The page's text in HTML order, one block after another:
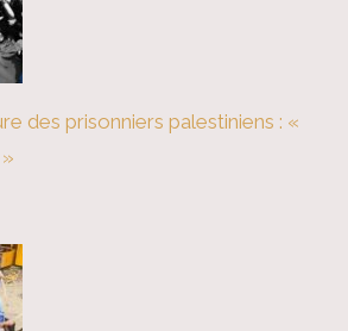
des prisonniers palestiniens : «